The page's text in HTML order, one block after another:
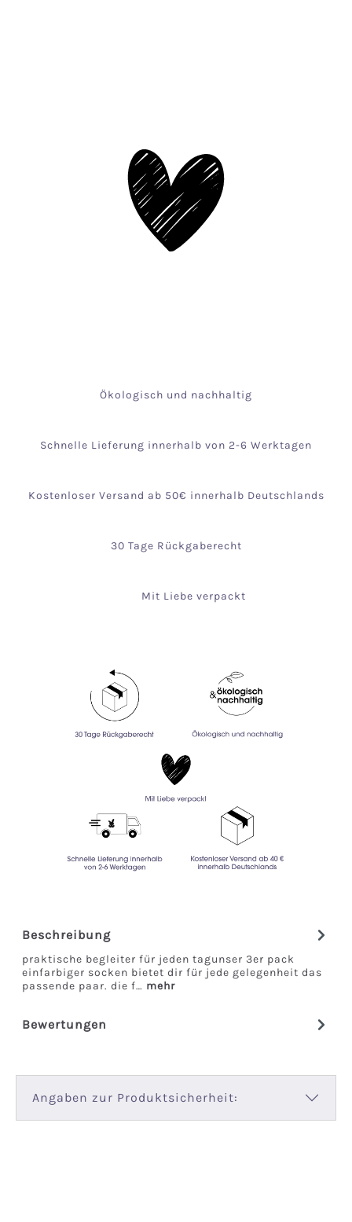
Ökologisch und nachhaltig
Schnelle Lieferung innerhalb von 2-6 Werktagen
Kostenloser Versand ab 50€ innerhalb Deutschlands
30 Tage Rückgaberecht
Mit Liebe verpackt
Beschreibung
praktische begleiter für jeden tagunser 3er pack
einfarbiger socken bietet dir für jede gelegenheit das
passende paar. die f… mehr
Bewertungen
Angaben zur Produktsicherheit: